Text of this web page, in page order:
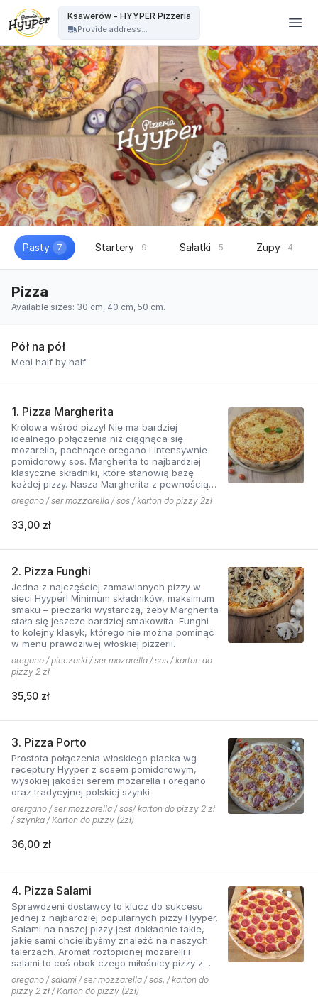
Ksawerów - HYYPER Pizzeria
Provide address...
Pasty 7 Startery 9 Sałatki 5 Zupy 4
Pizza
Available sizes: 30 cm, 40 cm, 50 cm.
Pół na pół
Meal half by half
1. Pizza Margherita
Królowa wśród pizzy! Nie ma bardziej
idealnego połączenia niż ciągnąca się
mozarella, pachnące oregano i intensywnie
pomidorowy sos. Margherita to najbardziej
klasyczne składniki, które stanowią bazę
każdej pizzy. Nasza Margherita z pewnością
nie ma sobie równych w okolicy!
oregano / ser mozzarella / sos / karton do pizzy 2zł
33,00 zł
2. Pizza Funghi
Jedna z najczęściej zamawianych pizzy w
sieci Hyyper! Minimum składników, maksimum
smaku – pieczarki wystarczą, żeby Margherita
stała się jeszcze bardziej smakowita. Funghi
to kolejny klasyk, którego nie można pominąć
w menu prawdziwej włoskiej pizzerii.
oregano / pieczarki / ser mozarella / sos / karton do
pizzy 2 zł
35,50 zł
3. Pizza Porto
Prostota połączenia włoskiego placka wg
receptury Hyyper z sosem pomidorowym,
wysokiej jakości serem mozarella i oregano
oraz tradycyjnej polskiej szynki
orergano / ser mozzarella / sos/ karton do pizzy 2 zł
/ szynka / Karton do pizzy (2zł)
36,00 zł
4. Pizza Salami
Sprawdzeni dostawcy to klucz do sukcesu
jednej z najbardziej popularnych pizzy Hyyper.
Salami na naszej pizzy jest dokładnie takie,
jakie sami chcielibyśmy znaleźć na naszych
talerzach. Aromat roztopionej mozarelli i
salami to coś obok czego miłośnicy pizzy z
mięsem nie przejdą obojętnie!
oregano / salami / ser mozzarella / sos, / karton do
pizzy 2 zł / Karton do pizzy (2zł)